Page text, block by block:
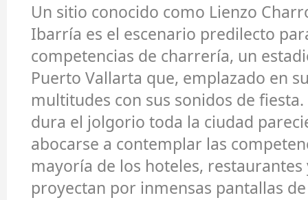
Un sitio conocido como Lienzo
Ibarría es el escenario predilecto
competencias de charrería, un
Puerto Vallarta que, emplazado en
multitudes con sus sonidos de
dura el jolgorio toda la ciudad
abocarse a contemplar las
mayoría de los hoteles, restaurantes
proyectan por inmensas pantallas